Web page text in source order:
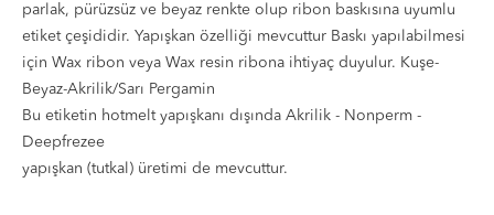
parlak, pürüzsüz ve beyaz renkte olup ribon baskısına uyumlu
etiket çeşididir. Yapışkan özelliği mevcuttur Baskı yapılabilmesi
için Wax ribon veya Wax resin ribona ihtiyaç duyulur. Kuşe-
Beyaz-Akrilik/Sarı Pergamin
Bu etiketin hotmelt yapışkanı dışında Akrilik - Nonperm -
Deepfrezee
yapışkan (tutkal) üretimi de mevcuttur.